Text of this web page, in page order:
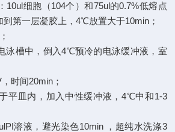
10ul细胞（104个）和75ul的0.7%低熔点
第一层凝胶上，4℃放置大于10min；
泳槽中，倒入4℃预冷的电泳缓冲液，室
时间20min；
平皿内，加入中性缓冲液，4℃中和1-3
溶液，避光染色10min ，超纯水洗涤3